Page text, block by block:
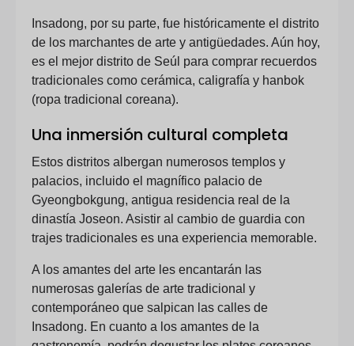
Insadong, por su parte, fue históricamente el distrito
de los marchantes de arte y antigüedades. Aún hoy,
es el mejor distrito de Seúl para comprar recuerdos
tradicionales como cerámica, caligrafía y hanbok
(ropa tradicional coreana).
Una inmersión cultural completa
Estos distritos albergan numerosos templos y
palacios, incluido el magnífico palacio de
Gyeongbokgung, antigua residencia real de la
dinastía Joseon. Asistir al cambio de guardia con
trajes tradicionales es una experiencia memorable.
A los amantes del arte les encantarán las
numerosas galerías de arte tradicional y
contemporáneo que salpican las calles de
Insadong. En cuanto a los amantes de la